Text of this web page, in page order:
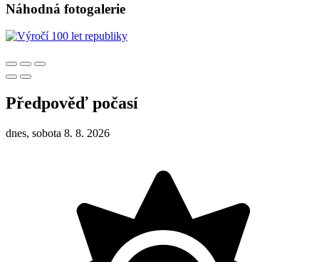
Náhodná fotogalerie
Předpověď počasí
dnes, sobota 8. 8. 2026